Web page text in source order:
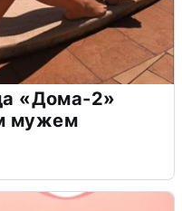
«Дома-2»
мужем